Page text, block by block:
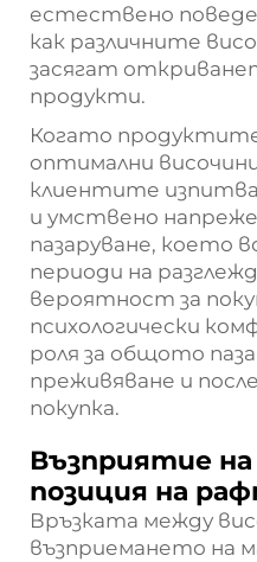
естествено
как различните
засягат
продукти.
Когато
оптимални
клиентите
и умствено
пазаруване, което
периоди на
вероятност за
психологически
роля за общото
преживяване и
покупка.
Възприятие
позиция на
Връзката между
възприемането на